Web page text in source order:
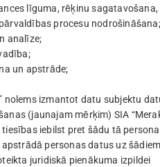
līguma, rēķinu
procesu nodrošināšana;
analīze;
un apstrāde;
nolems izmantot datu subjektu
(jaunajam mērķim) SIA
iebilst pret šādu tā
apstrādā personas datus uz
juridiskā pienākuma izpildei